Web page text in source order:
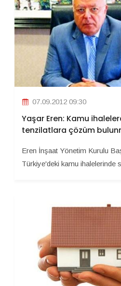
07.09.2012 09:30
Yaşar Eren: Kamu
tenzilatlara çözüm
Eren İnşaat Yönetim Kurulu
Türkiye'deki kamu ihalelerinde